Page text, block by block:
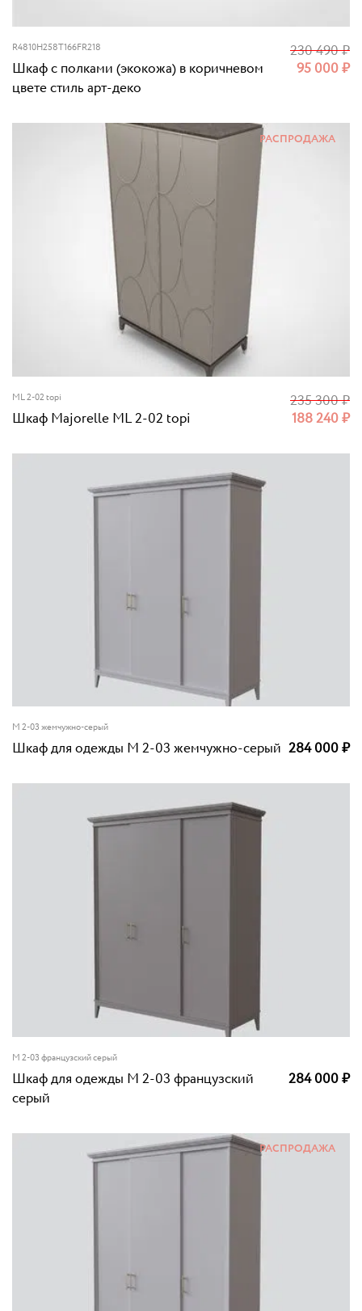
R4810H258T166FR218
Шкаф с полками (экокожа) в коричневом
цвете стиль арт-деко
95 000₽
230 490₽
ML 2-02 topi
Шкаф Majorelle ML 2-02 topi 188 240₽
235 300₽
РАСПРОДАЖА
M 2-03 жемчужно-серый
Шкаф для одежды M 2-03 жемчужно-серый 284 000₽
M 2-03 французский серый
Шкаф для одежды M 2-03 французский
серый
284 000₽
РАСПРОДАЖА